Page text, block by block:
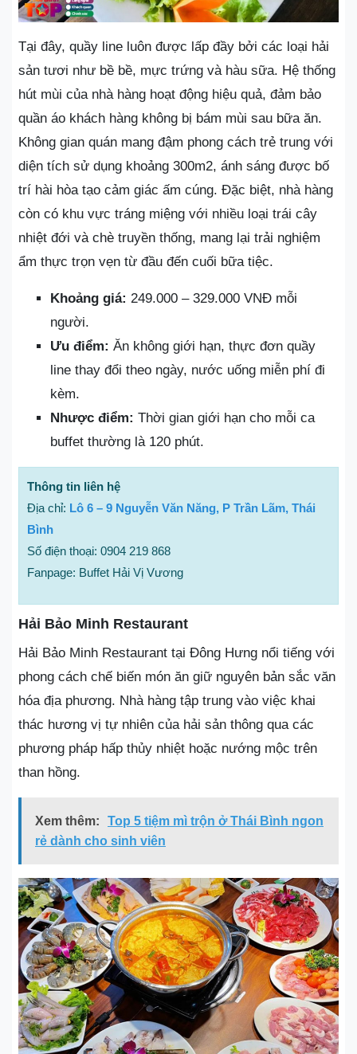
Tại đây, quầy line luôn được lấp đầy bởi các loại hải
sản tươi như bề bề, mực trứng và hàu sữa. Hệ thống
hút mùi của nhà hàng hoạt động hiệu quả, đảm bảo
quần áo khách hàng không bị bám mùi sau bữa ăn.
Không gian quán mang đậm phong cách trẻ trung với
diện tích sử dụng khoảng 300m2, ánh sáng được bố
trí hài hòa tạo cảm giác ấm cúng. Đặc biệt, nhà hàng
còn có khu vực tráng miệng với nhiều loại trái cây
nhiệt đới và chè truyền thống, mang lại trải nghiệm
ẩm thực trọn vẹn từ đầu đến cuối bữa tiệc.
Khoảng giá: 249.000 – 329.000 VNĐ mỗi
người.
Ưu điểm: Ăn không giới hạn, thực đơn quầy
line thay đổi theo ngày, nước uống miễn phí đi
kèm.
Nhược điểm: Thời gian giới hạn cho mỗi ca
buffet thường là 120 phút.
Thông tin liên hệ
Địa chỉ: Lô 6 – 9 Nguyễn Văn Năng, P Trần Lãm, Thái
Bình
Số điện thoại: 0904 219 868
Fanpage: Buffet Hải Vị Vương
Hải Bảo Minh Restaurant
Hải Bảo Minh Restaurant tại Đông Hưng nổi tiếng với
phong cách chế biến món ăn giữ nguyên bản sắc văn
hóa địa phương. Nhà hàng tập trung vào việc khai
thác hương vị tự nhiên của hải sản thông qua các
phương pháp hấp thủy nhiệt hoặc nướng mộc trên
than hồng.
Xem thêm:
Top 5 tiệm mì trộn ở Thái Bình ngon
rẻ dành cho sinh viên